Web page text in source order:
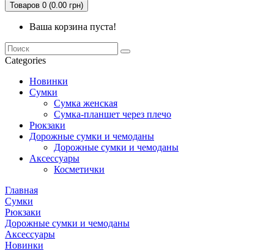
Товаров 0 (0.00 грн)
Ваша корзина пуста!
Categories
Новинки
Сумки
Сумка женская
Сумка-планшет через плечо
Рюкзаки
Дорожные сумки и чемоданы
Дорожные сумки и чемоданы
Аксессуары
Косметички
Главная
Сумки
Рюкзаки
Дорожные сумки и чемоданы
Аксессуары
Новинки